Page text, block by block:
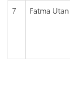
7 Fatma Utan